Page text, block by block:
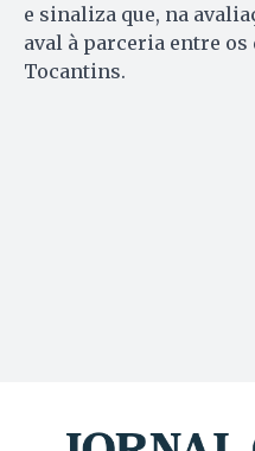
e sinaliza que, na
aval à parceria entre
Tocantins.